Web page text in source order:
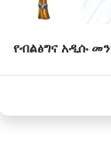
የብልፅግና አዲሱ